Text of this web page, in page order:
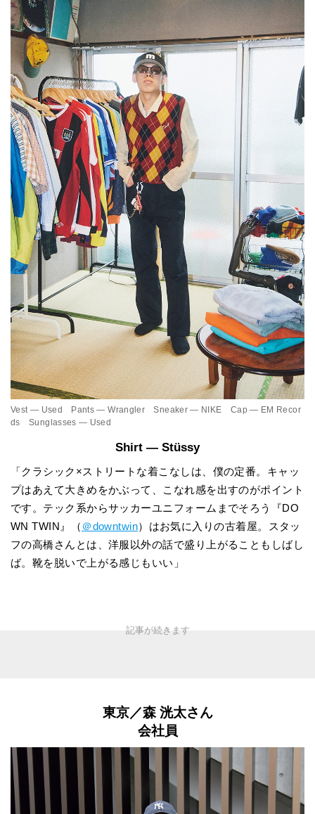
Vest — Used Pants — Wrangler Sneaker — NIKE Cap — EM Recor
ds Sunglasses — Used
Shirt — Stüssy
「クラシック×ストリートな着こなしは、僕の定番。キャッ
プはあえて大きめをかぶって、こなれ感を出すのがポイント
です。テック系からサッカーユニフォームまでそろう『DO
WN TWIN』（ ＠downtwin）はお気に入りの古着屋。スタッ
フの高橋さんとは、洋服以外の話で盛り上がることもしばし
ば。靴を脱いで上がる感じもいい」
東京／森 洸太さん
会社員